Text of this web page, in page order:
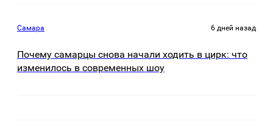
Самара 6 дней назад
Почему самарцы снова начали ходить в цирк: что
изменилось в современных шоу